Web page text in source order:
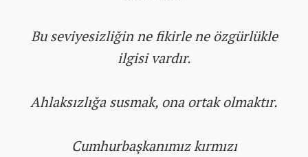
Bu seviyesizliğin ne fikirle ne özgürlükle
ilgisi vardır.
Ahlaksızlığa susmak, ona ortak olmaktır.
Cumhurbaşkanımız kırmızı